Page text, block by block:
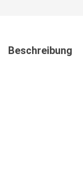
Beschreibung